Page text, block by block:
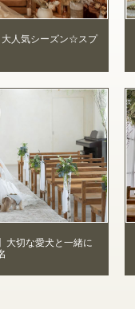
大人気シーズン☆スプ
大切な愛犬と一緒に